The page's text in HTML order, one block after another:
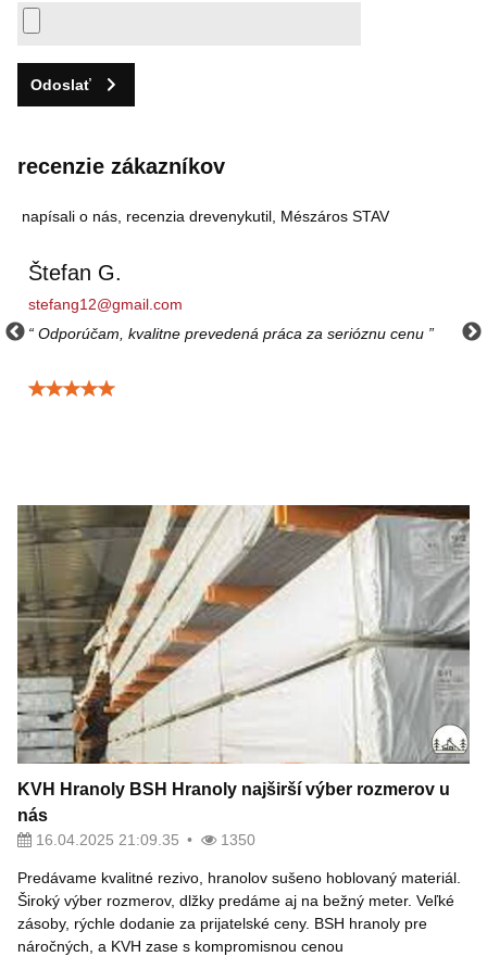
Odoslať
recenzie zákazníkov
napísali o nás, recenzia drevenykutil, Mészáros STAV
Štefan G.
stefang12@gmail.com
Odporúčam, kvalitne prevedená práca za serióznu cenu
Hodnotenie: 5 / 5
KVH Hranoly BSH Hranoly najširší výber rozmerov u
nás
16.04.2025 21:09.35 1350
Predávame kvalitné rezivo, hranolov sušeno hoblovaný materiál.
Široký výber rozmerov, dlžky predáme aj na bežný meter. Veľké
zásoby, rýchle dodanie za prijatelské ceny. BSH hranoly pre
náročných, a KVH zase s kompromisnou cenou